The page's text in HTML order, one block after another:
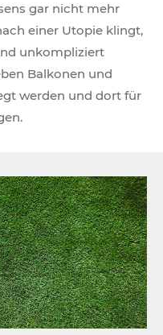
gar nicht mehr
einer Utopie klingt,
unkompliziert
Balkonen und
werden und dort für